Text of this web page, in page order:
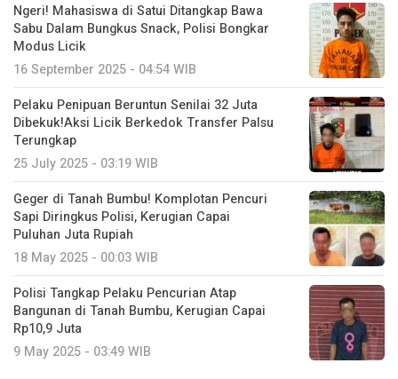
Ngeri! Mahasiswa di Satui Ditangkap Bawa
Sabu Dalam Bungkus Snack, Polisi Bongkar
Modus Licik
16 September 2025 - 04:54 WIB
Pelaku Penipuan Beruntun Senilai 32 Juta
Dibekuk!Aksi Licik Berkedok Transfer Palsu
Terungkap
25 July 2025 - 03:19 WIB
Geger di Tanah Bumbu! Komplotan Pencuri
Sapi Diringkus Polisi, Kerugian Capai
Puluhan Juta Rupiah
18 May 2025 - 00:03 WIB
Polisi Tangkap Pelaku Pencurian Atap
Bangunan di Tanah Bumbu, Kerugian Capai
Rp10,9 Juta
9 May 2025 - 03:49 WIB